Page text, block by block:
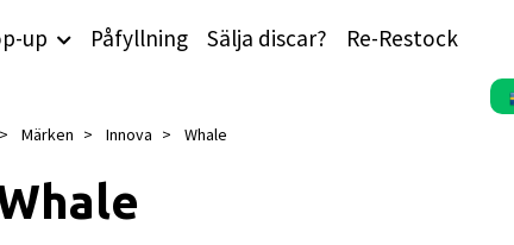
up Påfyllning Sälja discar? Re-Restock
Märken Innova Whale